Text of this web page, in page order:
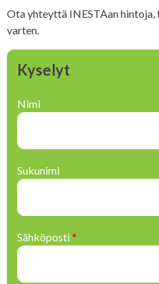
Ota yhteyttä INESTAan
varten.
Kyselyt
Nimi
Sukunimi
Sähköposti*